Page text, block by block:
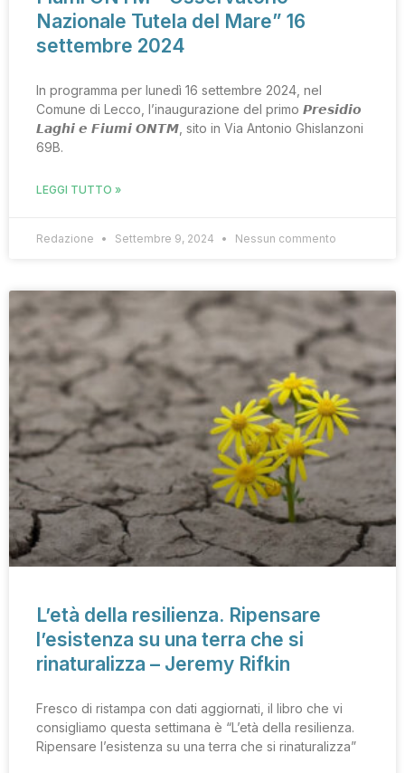
Nazionale Tutela del Mare” 16
settembre 2024
In programma per lunedì 16 settembre 2024, nel
Comune di Lecco, l’inaugurazione del primo 𝙋𝙧𝙚𝙨𝙞𝙙𝙞𝙤
𝙇𝙖𝙜𝙝𝙞 𝙚 𝙁𝙞𝙪𝙢𝙞 𝙊𝙉𝙏𝙈, sito in Via Antonio Ghislanzoni
69B.
LEGGI TUTTO »
Redazione Settembre 9, 2024 Nessun commento
L’età della resilienza. Ripensare
l’esistenza su una terra che si
rinaturalizza – Jeremy Rifkin
Fresco di ristampa con dati aggiornati, il libro che vi
consigliamo questa settimana è “L’età della resilienza.
Ripensare l’esistenza su una terra che si rinaturalizza”